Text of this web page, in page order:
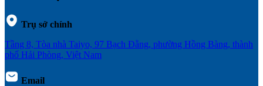
Trụ sở chính
Tầng 8, Tòa nhà Taiyo, 97 Bạch Đằng, phường Hồng Bàng, thành
phố Hải Phòng, Việt Nam
Email